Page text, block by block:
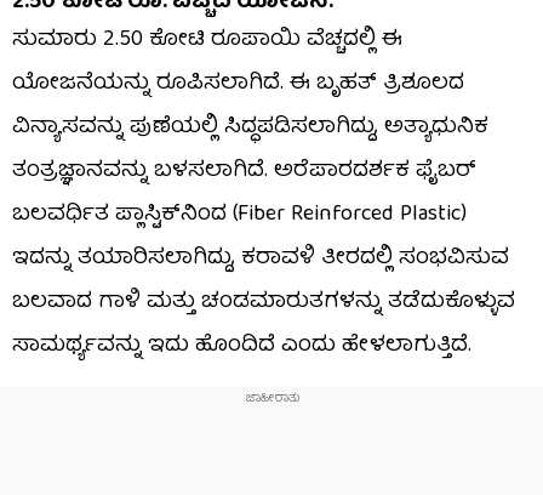
ಸುಮಾರು 2.50 ಕೋಟಿ ರೂಪಾಯಿ ವೆಚ್ಚದಲ್ಲಿ ಈ
ಯೋಜನೆಯನ್ನು ರೂಪಿಸಲಾಗಿದೆ. ಈ ಬೃಹತ್ ತ್ರಿಶೂಲದ
ವಿನ್ಯಾಸವನ್ನು ಪುಣೆಯಲ್ಲಿ ಸಿದ್ಧಪಡಿಸಲಾಗಿದ್ದು, ಅತ್ಯಾಧುನಿಕ
ತಂತ್ರಜ್ಞಾನವನ್ನು ಬಳಸಲಾಗಿದೆ. ಅರೆಪಾರದರ್ಶಕ ಫೈಬರ್
ಬಲವರ್ಧಿತ ಪ್ಲಾಸ್ಟಿಕ್‌ನಿಂದ (Fiber Reinforced Plastic)
ಇದನ್ನು ತಯಾರಿಸಲಾಗಿದ್ದು, ಕರಾವಳಿ ತೀರದಲ್ಲಿ ಸಂಭವಿಸುವ
ಬಲವಾದ ಗಾಳಿ ಮತ್ತು ಚಂಡಮಾರುತಗಳನ್ನು ತಡೆದುಕೊಳ್ಳುವ
ಸಾಮರ್ಥ್ಯವನ್ನು ಇದು ಹೊಂದಿದೆ ಎಂದು ಹೇಳಲಾಗುತ್ತಿದೆ.